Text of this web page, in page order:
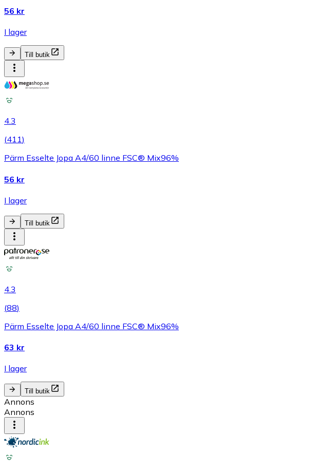
56 kr
I lager
Till butik
4.3
(411)
Pärm Esselte Jopa A4/60 linne FSC® Mix96%
56 kr
I lager
Till butik
4.3
(88)
Pärm Esselte Jopa A4/60 linne FSC® Mix96%
63 kr
I lager
Till butik
Annons
Annons